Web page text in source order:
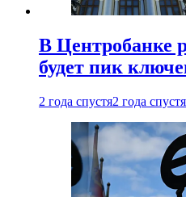
В Центробанке
будет пик
2 года спустя2 года спустя